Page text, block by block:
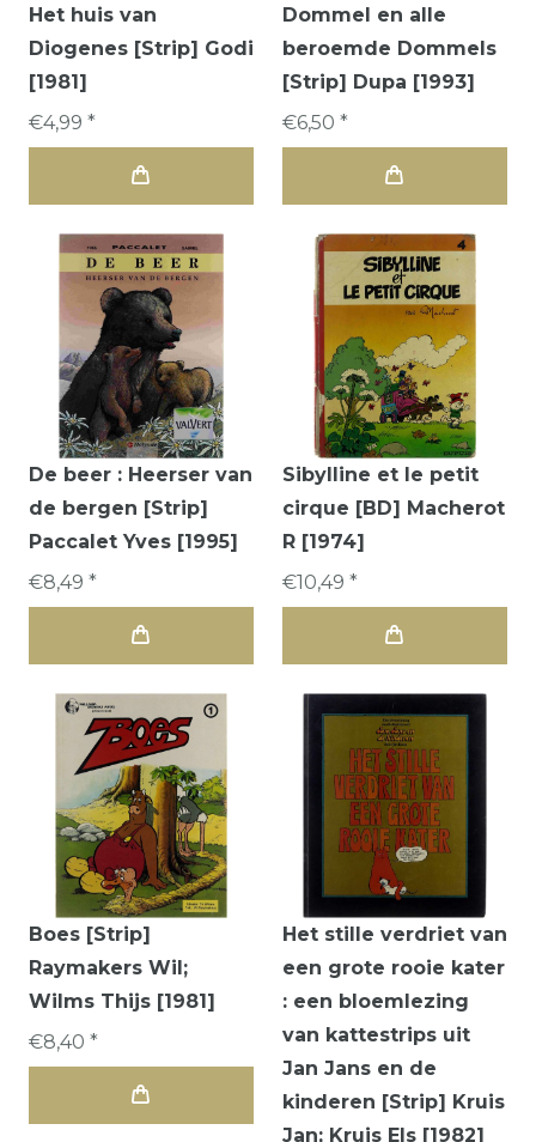
Het huis van
Diogenes [Strip] Godi
[1981]
€4,99 *
Dommel en alle
beroemde Dommels
[Strip] Dupa [1993]
€6,50 *
De beer : Heerser van
de bergen [Strip]
Paccalet Yves [1995]
€8,49 *
Sibylline et le petit
cirque [BD] Macherot
R [1974]
€10,49 *
Boes [Strip]
Raymakers Wil;
Wilms Thijs [1981]
€8,40 *
Het stille verdriet van
een grote rooie kater
: een bloemlezing
van kattestrips uit
Jan Jans en de
kinderen [Strip] Kruis
Jan; Kruis Els [1982]